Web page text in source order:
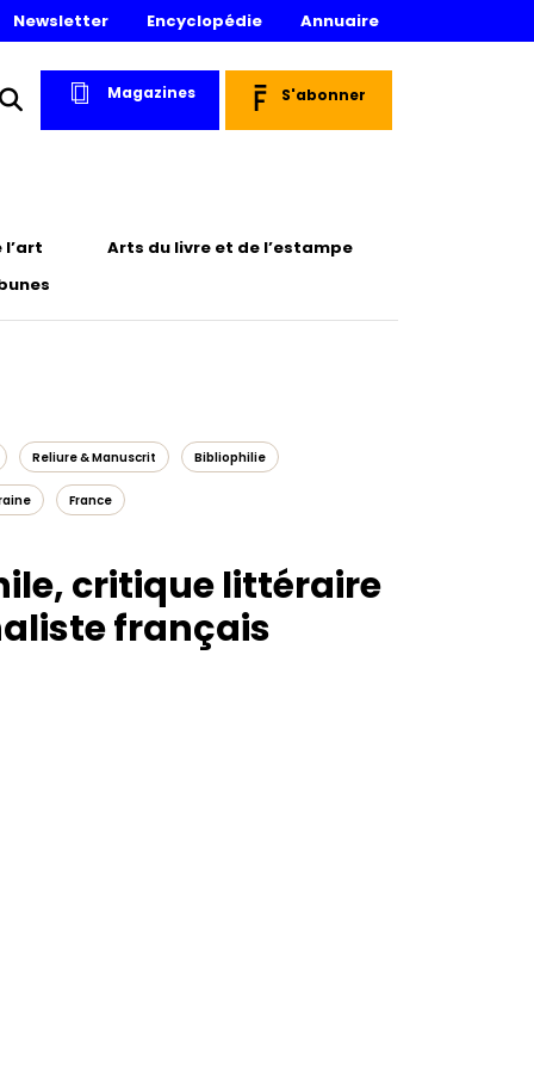
Newsletter Encyclopédie Annuaire
Magazines S'abonner
l’art
Arts du livre et de l’estampe
Reliure & Manuscrit Bibliophilie
France
critique littéraire
français